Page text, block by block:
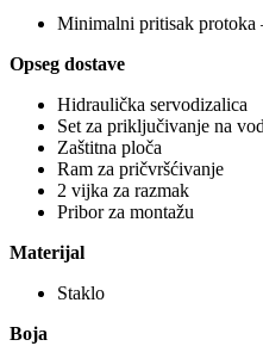
Minimalni pritisak protoka
Opseg dostave
Hidraulička servodizalica
Set za priključivanje na
Zaštitna ploča
Ram za pričvršćivanje
2 vijka za razmak
Pribor za montažu
Materijal
Staklo
Boja